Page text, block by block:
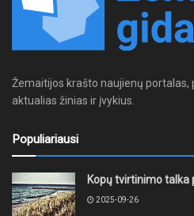
Žemaitijos krašto naujienų portalas,
aktualias žinias ir įvykius.
Populiariausi
Kopų tvirtinimo talka
2025-09-26